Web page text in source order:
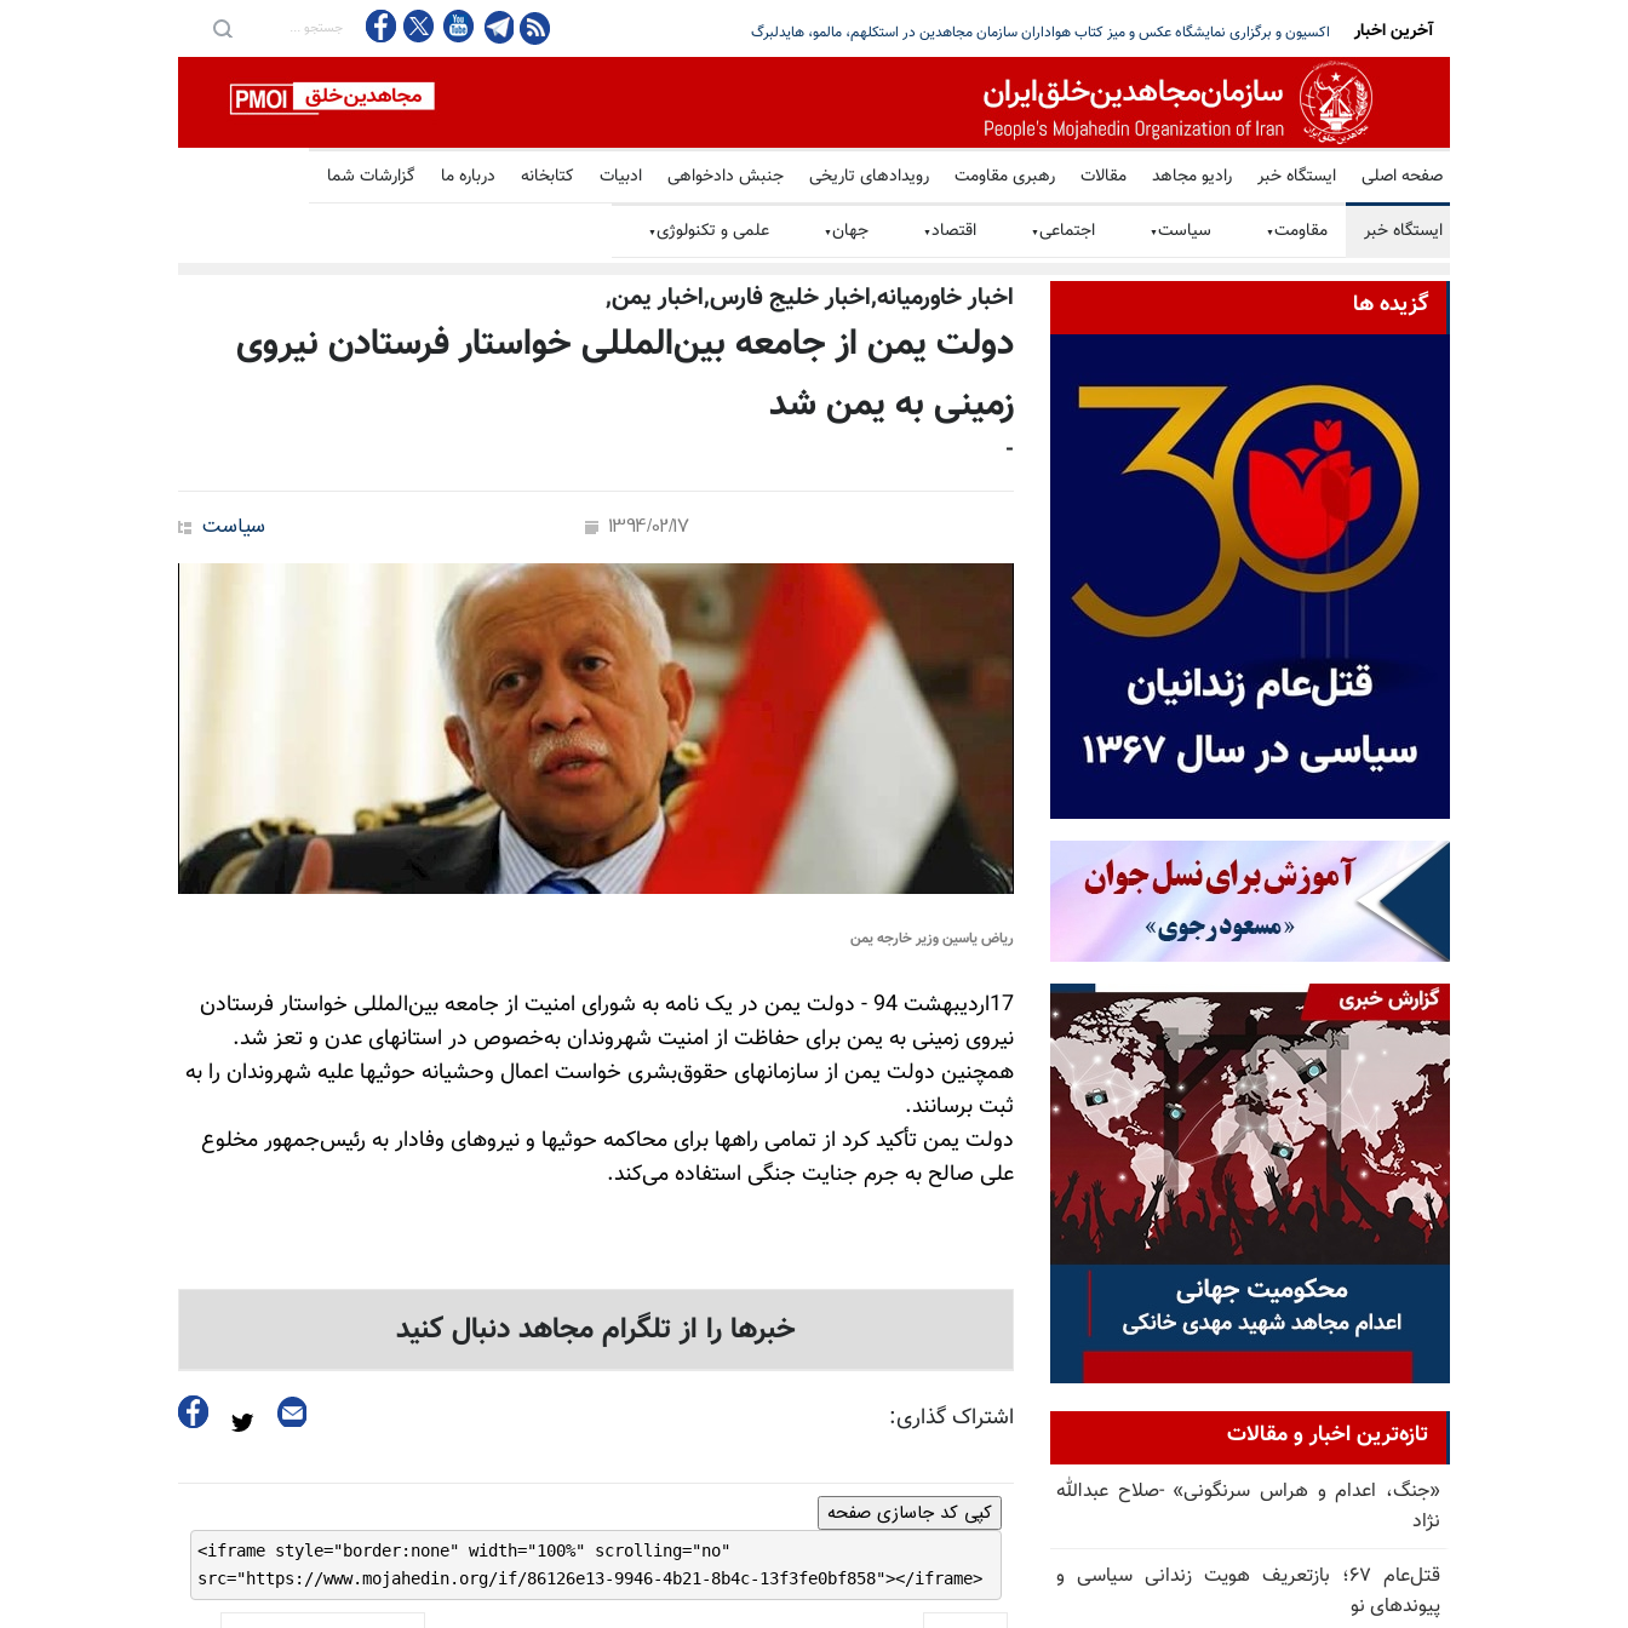
سخنگوی دولت پزشکیان: تغییر قیمت یا سهمیه بنزین «قطعی» است بزرگ ایران در روز جمعه ۲ مرداد ۱۴۰۵آخرین اخبار
صفحه اصلی ایستگاه خبر رادیو مجاهد مقالات رهبری مقاومت رویدادهای تاریخی جنبش دادخواهی ادبیات کتابخانه درباره ما گزارشات شما
ایستگاه خبر مقاومت▼ سیاست▼ اجتماعی▼ اقتصاد▼ جهان▼ علمی و تکنولوژی▼
اخبار خاورمیانه,اخبار خليج فارس,اخبار يمن,
دولت یمن از جامعه بین‌المللی خواستار فرستادن نیروی
زمینی به یمن شد
-
سیاست 1394/02/17
ریاض یاسین وزیر خارجه یمن
17اردیبهشت 94 - دولت یمن در یک نامه به شورای امنیت از جامعه بین‌المللی خواستار فرستادن
نیروی زمینی به یمن برای حفاظت از امنیت شهروندان به‌خصوص در استانهای عدن و تعز شد.
همچنین دولت یمن از سازمانهای حقوق‌بشری خواست اعمال وحشیانه حوثیها علیه شهروندان را به
ثبت برسانند.
دولت یمن تأکید کرد از تمامی راهها برای محاکمه حوثیها و نیروهای وفادار به رئیس‌جمهور مخلوع
علی صالح به جرم جنایت جنگی استفاده می‌کند.
خبرها را از تلگرام مجاهد دنبال کنید
اشتراک گذاری:
کپی کد جاسازی صفحه
<iframe style="border:none" width="100%" scrolling="no"
src="https://www.mojahedin.org/if/86126e13-9946-4b21-8b4c-13f3fe0bf858"></iframe>
گزیده ها
تازه‌ترین اخبار و مقالات
«جنگ، اعدام و هراس سرنگونی» -صلاح عبدالله
نژاد
قتل‌عام ۶۷؛ بازتعریف هویت زندانی سیاسی و
پیوندهای نو